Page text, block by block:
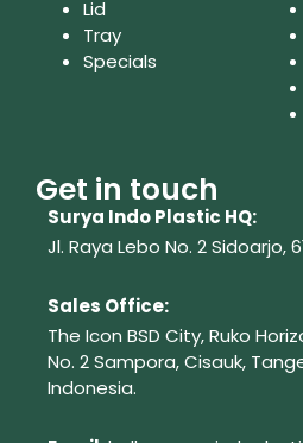
Lid
Tray
Specials
Get in touch
Surya Indo Plastic HQ:
Jl. Raya Lebo No. 2 Sidoarjo,
Sales Office:
The Icon BSD City, Ruko
No. 2Sampora, Cisauk,
Indonesia.